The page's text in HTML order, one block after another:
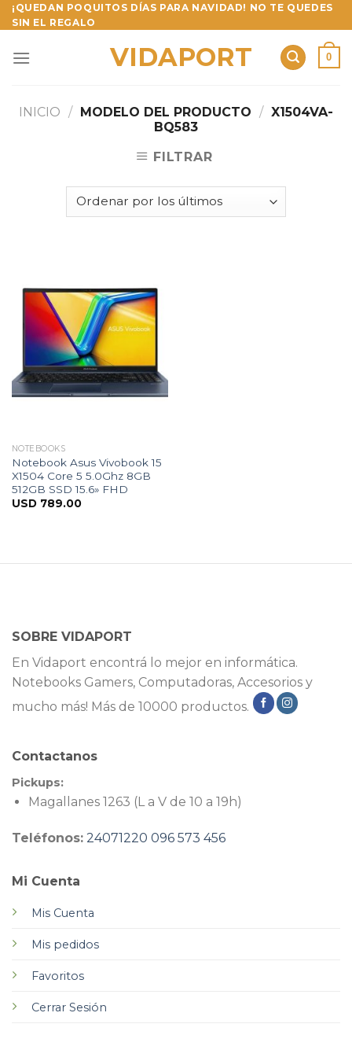
Skip
to
¡QUEDAN POQUITOS DÍAS PARA NAVIDAD! NO TE QUEDES
SIN EL REGALO
VIDAPORT 0
INICIO / MODELO DEL PRODUCTO / X1504VA-
BQ583
FILTRAR
NOTEBOOKS
Notebook Asus Vivobook 15
X1504 Core 5 5.0Ghz 8GB
512GB SSD 15.6» FHD
USD 789.00
SOBRE VIDAPORT
En Vidaport encontrá lo mejor en informática.
Notebooks Gamers, Computadoras, Accesorios y
mucho más! Más de 10000 productos.
Mi Cuenta
Mis Cuenta
Mis pedidos
Favoritos
Cerrar Sesión
Contactanos
Pickups:
Magallanes 1263 (L a V de 10 a 19h)
Teléfonos: 24071220 096 573 456